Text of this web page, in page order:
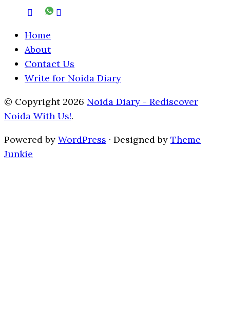
Home
About
Contact Us
Write for Noida Diary
© Copyright 2026 Noida Diary - Rediscover
Noida With Us!.
Powered by WordPress · Designed by Theme
Junkie